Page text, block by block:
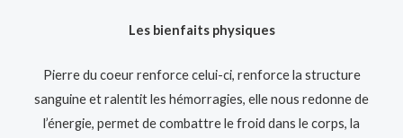
Les bienfaits physiques
Pierre du coeur renforce celui-ci, renforce la structure
sanguine et ralentit les hémorragies, elle nous redonne de
l’énergie, permet de combattre le froid dans le corps, la